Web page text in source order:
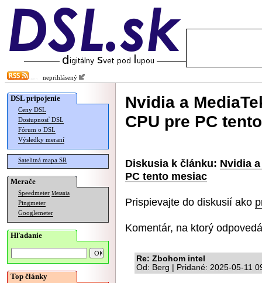
neprihlásený
DSL pripojenie
Ceny DSL
Dostupnosť DSL
Fórum o DSL
Výsledky meraní
Satelitná mapa SR
Merače
Speedmeter Merania
Pingmeter
Googlemeter
Hľadanie
Top články
Nvidia a
CPU pre PC
Diskusia k článku: Nvidia
PC tento mesiac
Prispievajte do diskusií ako
Komentár, na ktorý
Re: Zbohom intel
Od: Berg | Pridané: 2025-05-11